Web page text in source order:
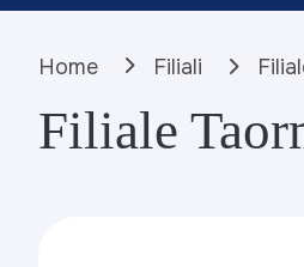
Home Filiali
Filiale